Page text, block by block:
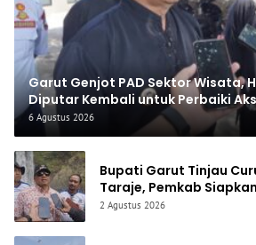
Garut Genjot PAD Sektor Wisata,
Diputar Kembali untuk Perbaiki
6 Agustus 2026
Bupati Garut Tinjau
Taraje, Pemkab
Infrastruktur untuk
2 Agustus 2026